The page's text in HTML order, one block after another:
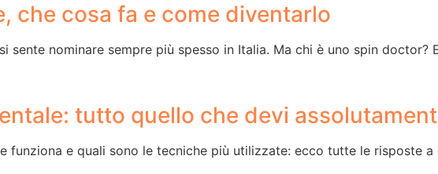
che cosa fa e come diventarlo
sente nominare sempre più spesso in Italia. Ma chi è uno spin doctor?
tutto quello che devi
funziona e quali sono le tecniche più utilizzate: ecco tutte le risposte